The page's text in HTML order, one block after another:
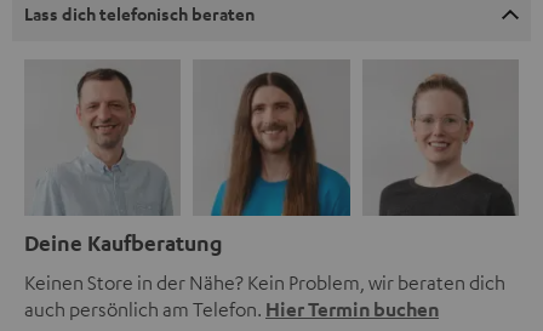
Lass dich telefonisch beraten
Deine Kaufberatung
Keinen Store in der Nähe? Kein Problem, wir beraten dich
auch persönlich am Telefon. Hier Termin buchen